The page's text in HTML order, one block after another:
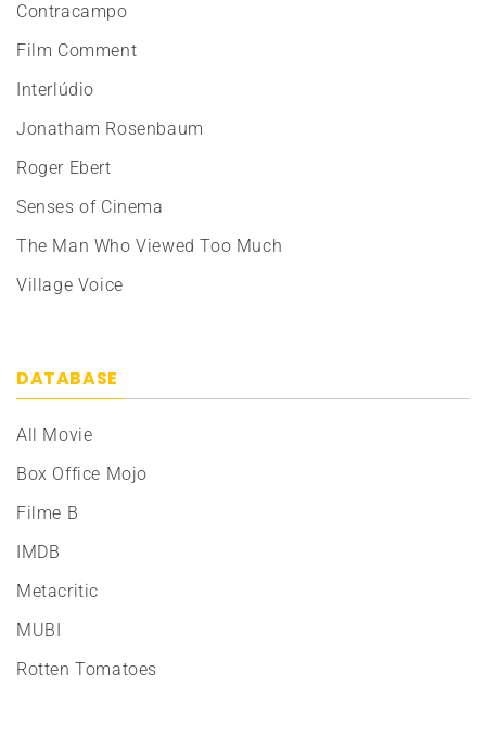
Contracampo
Film Comment
Interlúdio
Jonatham Rosenbaum
Roger Ebert
Senses of Cinema
The Man Who Viewed Too Much
Village Voice
DATABASE
All Movie
Box Office Mojo
Filme B
IMDB
Metacritic
MUBI
Rotten Tomatoes